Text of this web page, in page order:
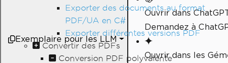
Exporter des documents au format
PDF/UA en C#
Exporter différentes versions PDF
Convertir des PDFs
Conversion PDF polyvalente
Exemplaire pour les LLM
Ouvrir dans
Demandez à
Ouvrir dans les